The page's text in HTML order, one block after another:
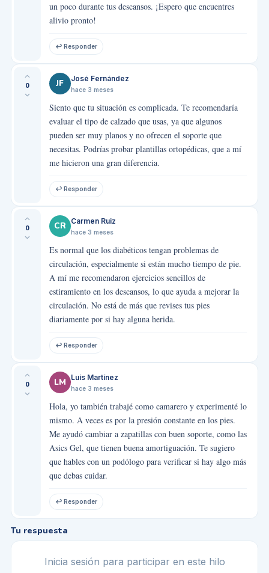
un poco durante tus descansos. ¡Espero que encuentres
alivio pronto!
↩ Responder
0 JF José Fernández
hace 3 meses
Siento que tu situación es complicada. Te recomendaría
evaluar el tipo de calzado que usas, ya que algunos
pueden ser muy planos y no ofrecen el soporte que
necesitas. Podrías probar plantillas ortopédicas, que a mí
me hicieron una gran diferencia.
↩ Responder
0 CR Carmen Ruiz
hace 3 meses
Es normal que los diabéticos tengan problemas de
circulación, especialmente si están mucho tiempo de pie.
A mí me recomendaron ejercicios sencillos de
estiramiento en los descansos, lo que ayuda a mejorar la
circulación. No está de más que revises tus pies
diariamente por si hay alguna herida.
↩ Responder
0 LM Luis Martínez
hace 3 meses
Hola, yo también trabajé como camarero y experimenté lo
mismo. A veces es por la presión constante en los pies.
Me ayudó cambiar a zapatillas con buen soporte, como las
Asics Gel, que tienen buena amortiguación. Te sugiero
que hables con un podólogo para verificar si hay algo más
que debas cuidar.
↩ Responder
Tu respuesta
Inicia sesión para participar en este hilo